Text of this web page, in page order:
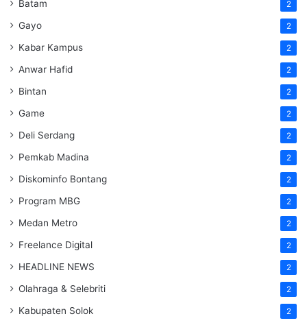
Batam 2
Gayo 2
Kabar Kampus 2
Anwar Hafid 2
Bintan 2
Game 2
Deli Serdang 2
Pemkab Madina 2
Diskominfo Bontang 2
Program MBG 2
Medan Metro 2
Freelance Digital 2
HEADLINE NEWS 2
Olahraga & Selebriti 2
Kabupaten Solok 2